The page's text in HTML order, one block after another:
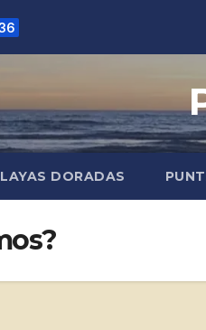
DORADAS